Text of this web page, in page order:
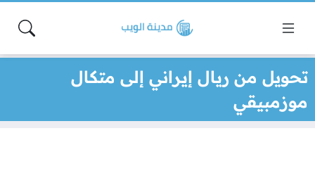
تحويل من ريال إيراني إلى متكال
موزمبيقي